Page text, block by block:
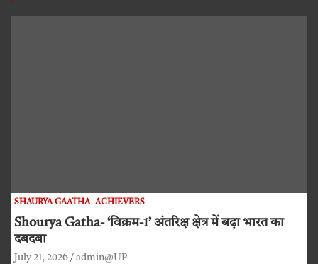
SHAURYA GAATHA ACHIEVERS
Shourya Gatha- ‘विक्रम-1’ अंतरिक्ष क्षेत्र में बढ़ा भारत का
दबदबा
July 21, 2026 admin@UP